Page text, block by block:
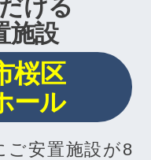
ける
施設
桜区
ール
ご安置施設が8